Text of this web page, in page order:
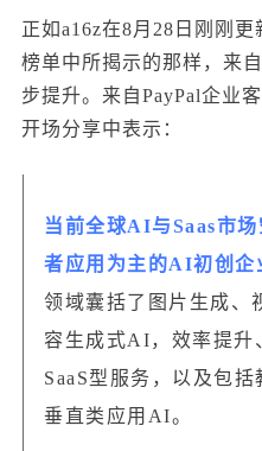
正如a16z在8月28日刚刚
榜单中所揭示的那样，来
步提升。来自PayPal企业
开场分享中表示：
当前全球AI与Saas市
者应用为主的AI初创企
领域囊括了图片生成、
容生成式AI，效率提升
SaaS型服务，以及包
垂直类应用AI。